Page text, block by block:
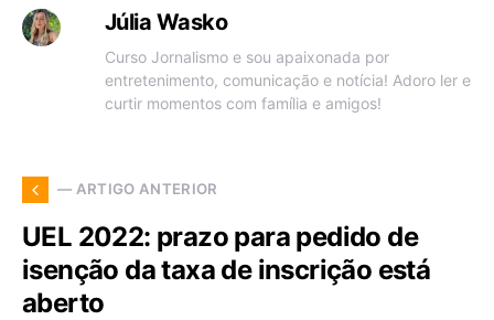
Júlia Wasko
Curso Jornalismo e sou apaixonada por
entretenimento, comunicação e notícia! Adoro ler e
curtir momentos com família e amigos!
— ARTIGO ANTERIOR
UEL 2022: prazo para pedido de
isenção da taxa de inscrição está
aberto